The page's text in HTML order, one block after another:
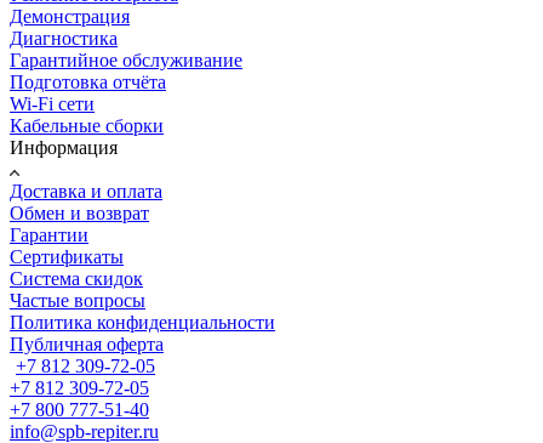
Демонстрация
Диагностика
Гарантийное обслуживание
Подготовка отчёта
Wi-Fi сети
Кабельные сборки
Информация
Доставка и оплата
Обмен и возврат
Гарантии
Сертификаты
Система скидок
Частые вопросы
Политика конфиденциальности
Публичная оферта
+7 812 309-72-05
+7 812 309-72-05
+7 800 777-51-40
info@spb-repiter.ru